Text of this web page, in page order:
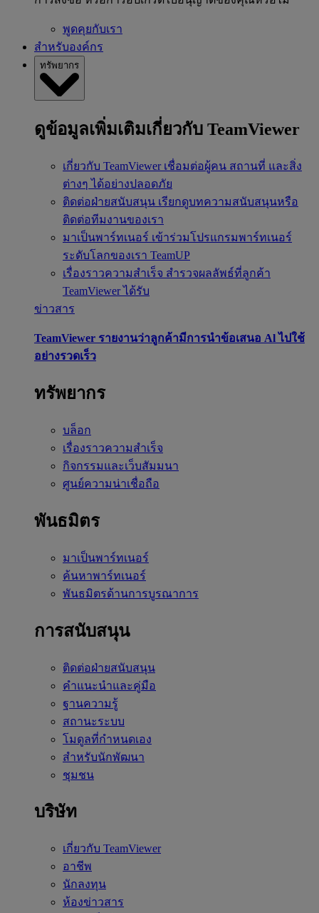
พูดคุยกับเรา
สำหรับองค์กร
ทรัพยากร
ดูข้อมูลเพิ่มเติมเกี่ยวกับ TeamViewer
เกี่ยวกับ TeamViewer เชื่อมต่อผู้คน สถานที่ และสิ่ง
ต่างๆ ได้อย่างปลอดภัย
ติดต่อฝ่ายสนับสนุน เรียกดูบทความสนับสนุนหรือ
ติดต่อทีมงานของเรา
มาเป็นพาร์ทเนอร์ เข้าร่วมโปรแกรมพาร์ทเนอร์
ระดับโลกของเรา TeamUP
เรื่องราวความสำเร็จ สำรวจผลลัพธ์ที่ลูกค้า
TeamViewer ได้รับ
ข่าวสาร
TeamViewer รายงานว่าลูกค้ามีการนำข้อเสนอ Al ไปใช้
อย่างรวดเร็ว
ทรัพยากร
บล็อก
เรื่องราวความสำเร็จ
กิจกรรมและเว็บสัมมนา
ศูนย์ความน่าเชื่อถือ
พันธมิตร
มาเป็นพาร์ทเนอร์
ค้นหาพาร์ทเนอร์
พันธมิตรด้านการบูรณาการ
การสนับสนุน
ติดต่อฝ่ายสนับสนุน
คำแนะนำและคู่มือ
ฐานความรู้
สถานะระบบ
โมดูลที่กำหนดเอง
สำหรับนักพัฒนา
ชุมชน
บริษัท
เกี่ยวกับ TeamViewer
อาชีพ
นักลงทุน
ห้องข่าวสาร